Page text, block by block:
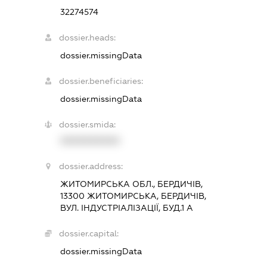
32274574
dossier.heads:
dossier.missingData
dossier.beneficiaries:
dossier.missingData
dossier.smida:
dossier.address:
ЖИТОМИРСЬКА ОБЛ., БЕРДИЧІВ,
13300 ЖИТОМИРСЬКА, БЕРДИЧІВ,
ВУЛ. ІНДУСТРІАЛІЗАЦІЇ, БУД.1 А
dossier.capital:
dossier.missingData